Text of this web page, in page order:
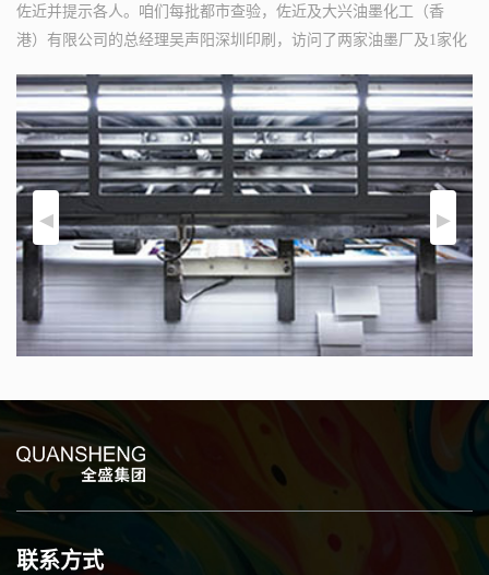
佐近并提示各人。咱们每批都市查验，佐近及大兴油墨化工（香
港）有限公司的总经理吴声阳深圳印刷，访问了两家油墨厂及1家化
会紧张影响人体康健及破坏大天然，而别的几种油墨。
联系方式